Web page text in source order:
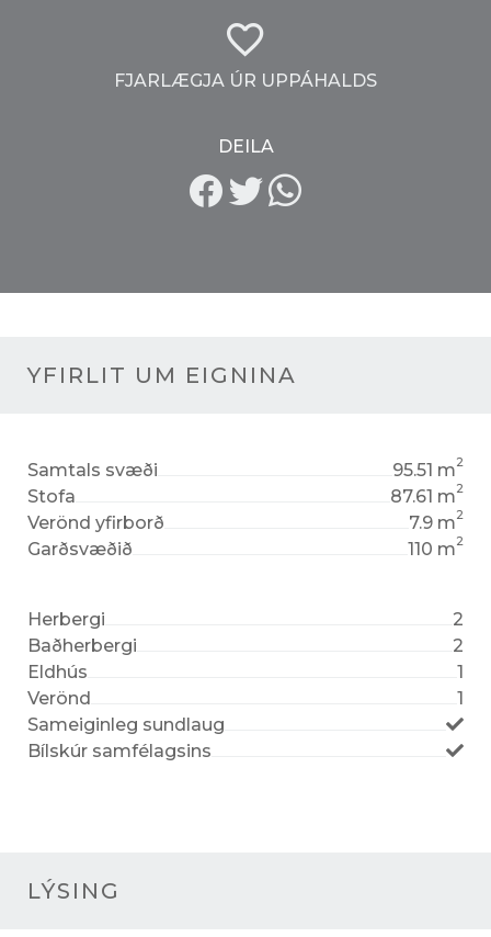
YFIRLIT UM EIGNINA
Samtals svæði 95.51 m2
Stofa 87.61 m2
Verönd yfirborð 7.9 m2
Garðsvæðið 110 m2
Herbergi
2
Baðherbergi
2
Eldhús
1
Verönd
1
Sameiginleg sundlaug
Bílskúr samfélagsins
LÝSING
FJARLÆGJA ÚR UPPÁHALDS
DEILA